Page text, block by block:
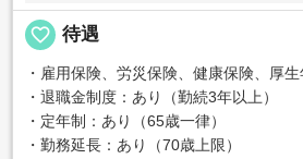
favorite_border 待遇
・雇用保険、労災保険、健康保険、厚生
・退職金制度：あり（勤続3年以上）
・定年制：あり（65歳一律）
・勤務延長：あり（70歳上限）